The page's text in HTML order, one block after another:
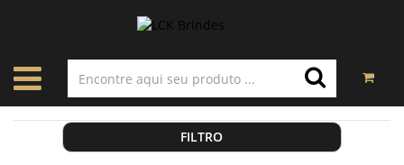
FILTRO